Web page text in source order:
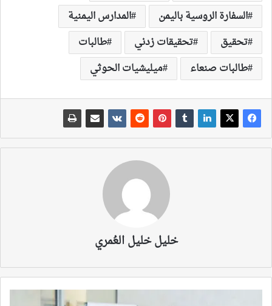
السفارة الروسية باليمن
المدارس اليمنية
تحقيق
تحقيقات زدني
طالبات
طالبات صنعاء
ميليشيات الحوثي
خليل خليل العُمري